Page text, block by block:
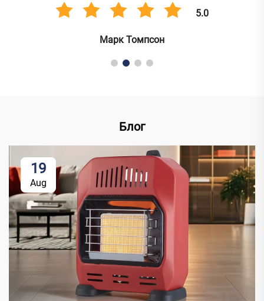
5.0
Марк Томпсон
Блог
19
Aug